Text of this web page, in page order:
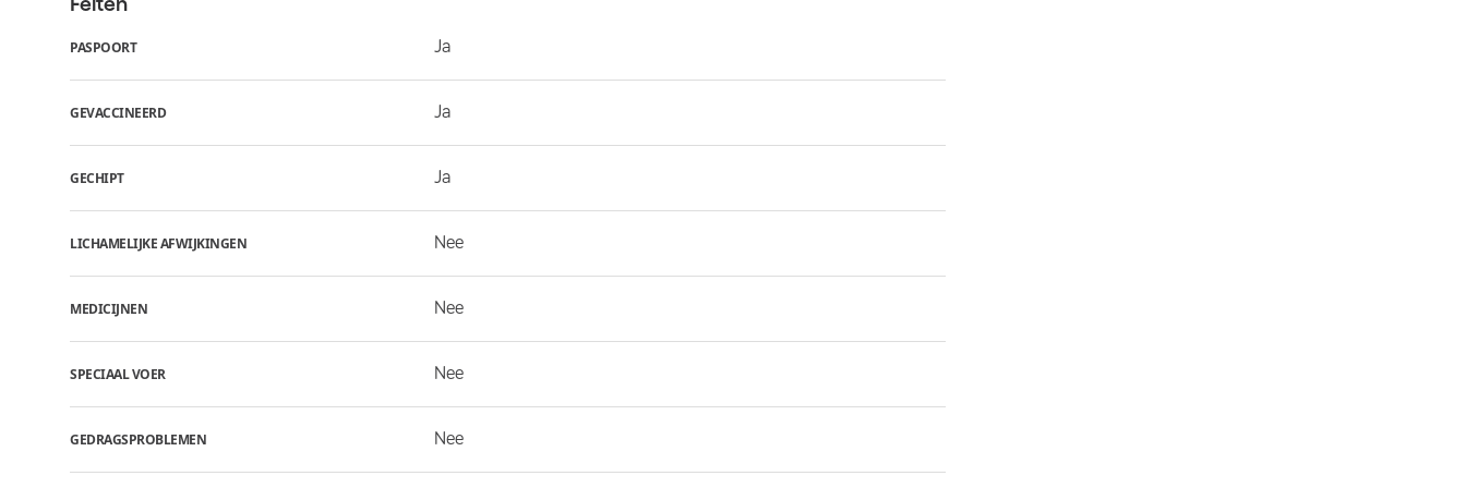
PASPOORT Ja
GEVACCINEERD Ja
GECHIPT Ja
LICHAMELIJKE AFWIJKINGEN Nee
MEDICIJNEN Nee
SPECIAAL VOER Nee
GEDRAGSPROBLEMEN Nee